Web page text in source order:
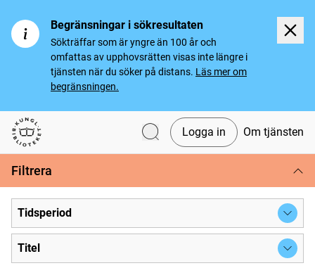
Begränsningar i sökresultaten
Sökträffar som är yngre än 100 år och
omfattas av upphovsrätten visas inte längre i
tjänsten när du söker på distans. Läs mer om
begränsningen.
Svenska tidningar
Logga in Om tjänsten
Filtrera
Tidsperiod
Titel